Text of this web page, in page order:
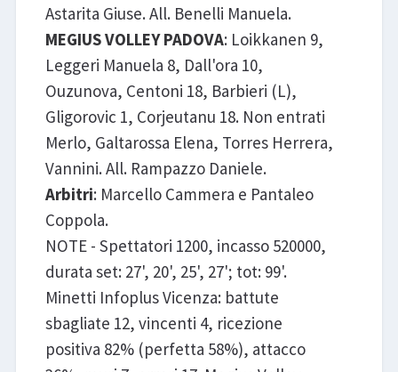
Astarita Giuse. All. Benelli Manuela.
MEGIUS VOLLEY PADOVA: Loikkanen 9,
Leggeri Manuela 8, Dall'ora 10,
Ouzunova, Centoni 18, Barbieri (L),
Gligorovic 1, Corjeutanu 18. Non entrati
Merlo, Galtarossa Elena, Torres Herrera,
Vannini. All. Rampazzo Daniele.
Arbitri: Marcello Cammera e Pantaleo
Coppola.
NOTE - Spettatori 1200, incasso 520000,
durata set: 27', 20', 25', 27'; tot: 99'.
Minetti Infoplus Vicenza: battute
sbagliate 12, vincenti 4, ricezione
positiva 82% (perfetta 58%), attacco